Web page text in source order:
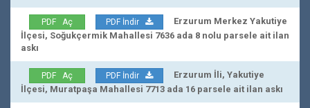
PDF Aç PDF İndir
Erzurum Merkez Yakutiye
İlçesi, Soğukçermik Mahallesi 7636 ada 8 nolu parsele ait ilan
askı
PDF Aç PDF İndir
Erzurum İli, Yakutiye
İlçesi, Muratpaşa Mahallesi 7713 ada 16 parsele ait ilan askı